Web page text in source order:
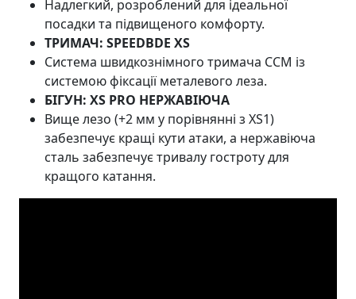
Надлегкий, розроблений для ідеальної
посадки та підвищеного комфорту.
ТРИМАЧ: SPEEDBDE XS
Система швидкознімного тримача CCM із
системою фіксації металевого леза.
БІГУН: XS PRO НЕРЖАВІЮЧА
Вище лезо (+2 мм у порівнянні з XS1)
забезпечує кращі кути атаки, а нержавіюча
сталь забезпечує тривалу гостроту для
кращого катання.